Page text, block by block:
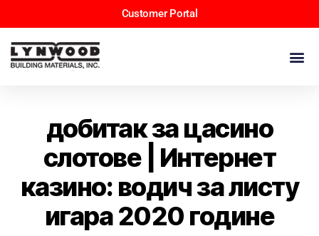
Customer Portal
добитак за цасино
слотове | Интернет
казино: водич за листу
игара 2020 године